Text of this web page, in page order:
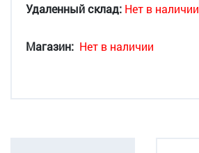
Удаленный склад: Нет в наличии
Магазин: Нет в наличии